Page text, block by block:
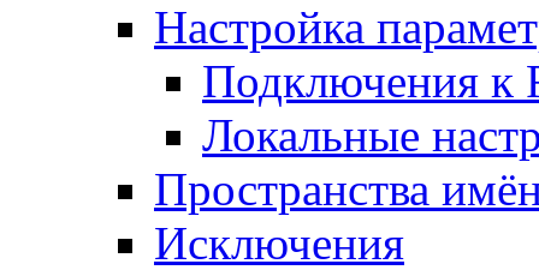
Настройка
Подключения к
Локальные
Пространства
Исключения